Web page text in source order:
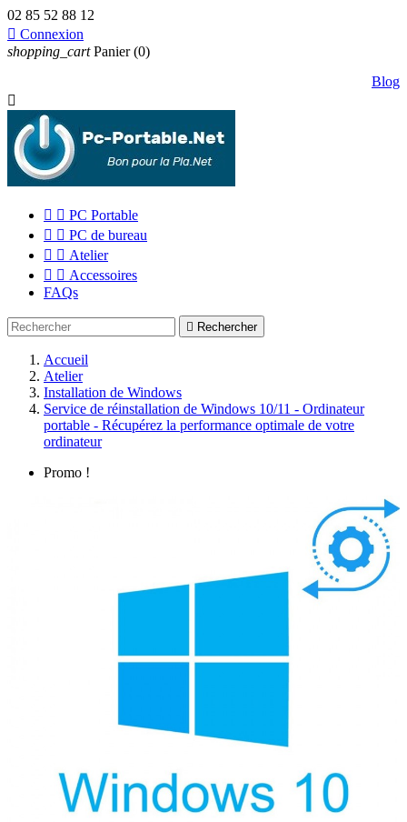
02 85 52 88 12
 Connexion
shopping_cart Panier (0)
Blog

  PC Portable
  PC de bureau
  Atelier
  Accessoires
FAQs
 Rechercher
Accueil
Atelier
Installation de Windows
Service de réinstallation de Windows 10/11 - Ordinateur
portable - Récupérez la performance optimale de votre
ordinateur
Promo !